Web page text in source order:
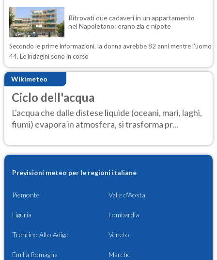
Ritrovati due cadaveri in un appartamento
nel Napoletano: erano zia e nipote
Secondo le prime informazioni, la donna avrebbe 82 anni mentre l'uomo
44. Le indagini sono in corso
Wikimeteo
Ciclo dell'acqua
L'acqua che dalle distese liquide (oceani, mari, laghi,
fiumi) evapora in atmosfera, si trasforma pr...
Previsioni meteo per le regioni italiane
Piemonte Valle d'Aosta
Liguria Lombardia
Trentino Alto Adige Veneto
Emilia Romagna Marche